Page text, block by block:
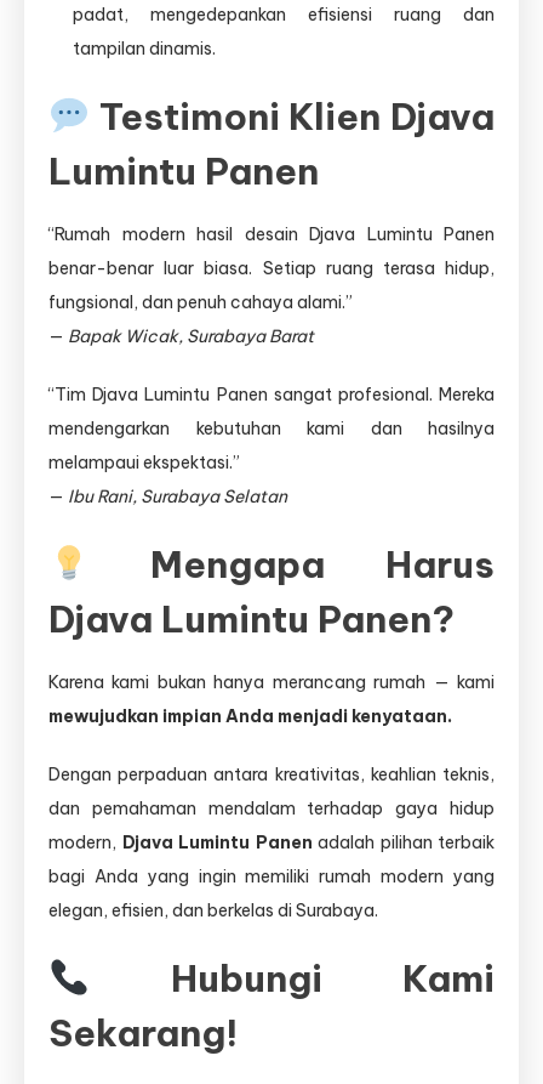
padat, mengedepankan efisiensi ruang dan
tampilan dinamis.
Testimoni Klien Djava
Lumintu Panen
“Rumah modern hasil desain Djava Lumintu Panen
benar-benar luar biasa. Setiap ruang terasa hidup,
fungsional, dan penuh cahaya alami.”
— Bapak Wicak, Surabaya Barat
“Tim Djava Lumintu Panen sangat profesional. Mereka
mendengarkan kebutuhan kami dan hasilnya
melampaui ekspektasi.”
— Ibu Rani, Surabaya Selatan
Mengapa Harus
Djava Lumintu Panen?
Karena kami bukan hanya merancang rumah — kami
mewujudkan impian Anda menjadi kenyataan.
Dengan perpaduan antara kreativitas, keahlian teknis,
dan pemahaman mendalam terhadap gaya hidup
modern, Djava Lumintu Panen adalah pilihan terbaik
bagi Anda yang ingin memiliki rumah modern yang
elegan, efisien, dan berkelas di Surabaya.
Hubungi Kami
Sekarang!